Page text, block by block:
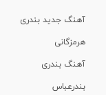
آهنگ جدید بندری
هرمزگانی
آهنگ بندری
بندرعباس